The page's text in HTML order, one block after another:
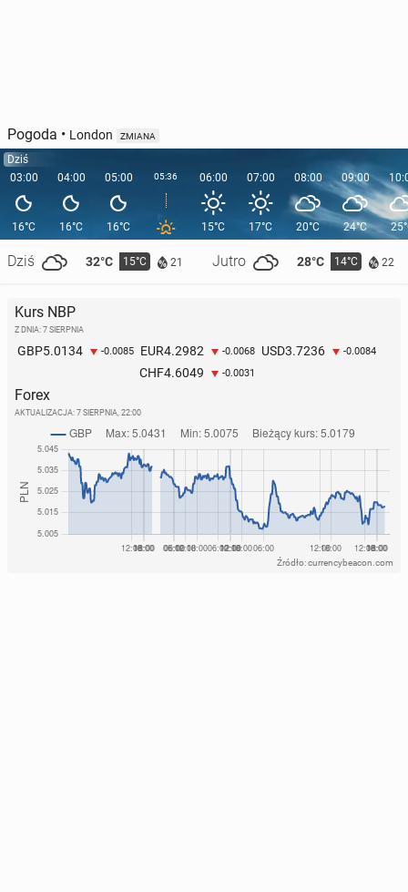
Pogoda • London ZMIANA
Dziś
03:00
16°C
Dziś 32°C 15°C 21 Jutro 28°C 14°C 22
04:00
16°C
05:00
16°C
05:36 06:00
15°C
07:00
17°C
08:00
20°C
09:00
24°C
Kurs NBP
Z DNIA: 7 SIERPNIA
GBP5.0134 -0.0085 EUR4.2982 -0.0068 USD3.7236 -0.0084
CHF4.6049 -0.0031
Forex
AKTUALIZACJA: 7 SIERPNIA, 22:00
Źródło: currencybeacon.com